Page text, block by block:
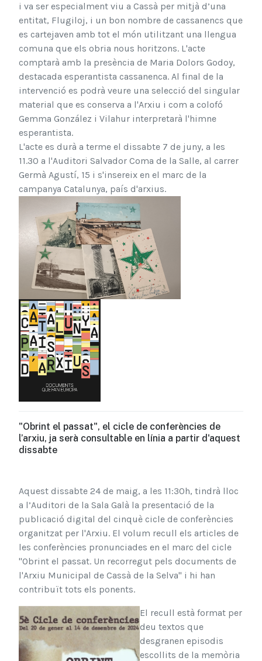
i va ser especialment viu a Cassà per mitjà d’una
entitat, Flugiloj, i un bon nombre de cassanencs que
es cartejaven amb tot el món utilitzant una llengua
comuna que els obria nous horitzons. L'acte
comptarà amb la presència de Maria Dolors Godoy,
destacada esperantista cassanenca. Al final de la
intervenció es podrà veure una selecció del singular
material que es conserva a l'Arxiu i com a colofó
Gemma González i Vilahur interpretarà l'himne
esperantista.
L'acte es durà a terme el dissabte 7 de juny, a les
11.30 a l'Auditori Salvador Coma de la Salle, al carrer
Germà Agustí, 15 i s'insereix en el marc de la
campanya Catalunya, país d'arxius.
"Obrint el passat", el cicle de conferències de
l’arxiu, ja serà consultable en línia a partir d'aquest
dissabte
Aquest dissabte 24 de maig, a les 11:30h, tindrà lloc
a l’Auditori de la Sala Galà la presentació de la
publicació digital del cinquè cicle de conferències
organitzat per l'Arxiu. El volum recull els articles de
les conferències pronunciades en el marc del cicle
"Obrint el passat. Un recorregut pels documents de
l'Arxiu Municipal de Cassà de la Selva" i hi han
contribuït tots els ponents.
El recull està format per
deu textos que
desgranen episodis
escollits de la memòria